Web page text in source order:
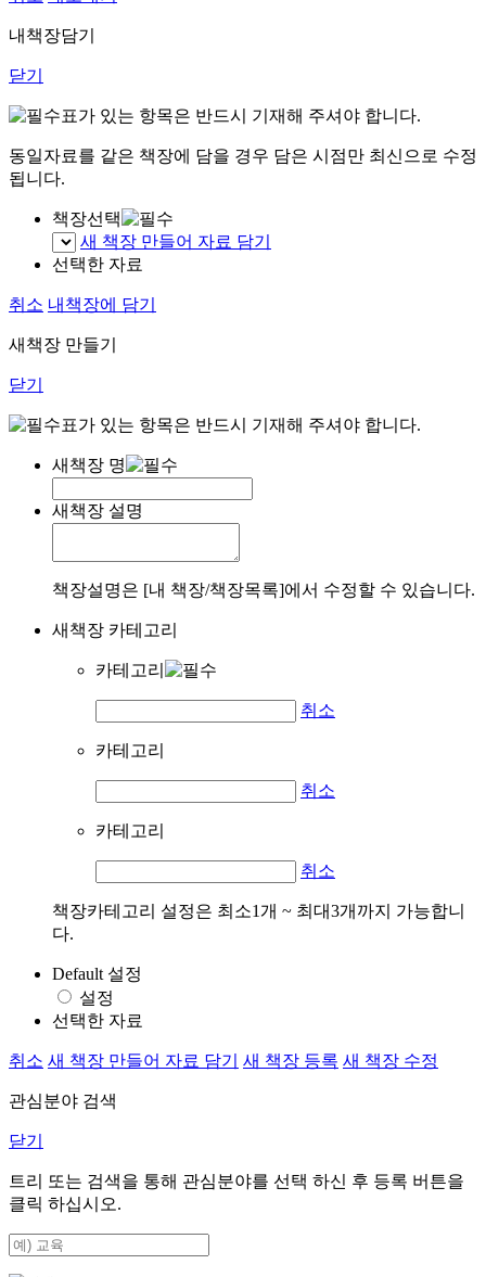
내책장담기
닫기
표가 있는 항목은 반드시 기재해 주셔야 합니다.
동일자료를 같은 책장에 담을 경우 담은 시점만 최신으로 수정
됩니다.
책장선택
새 책장 만들어 자료 담기
선택한 자료
취소 내책장에 담기
새책장 만들기
닫기
표가 있는 항목은 반드시 기재해 주셔야 합니다.
새책장 명
새책장 설명
책장설명은 [내 책장/책장목록]에서 수정할 수 있습니다.
새책장 카테고리
카테고리
취소
카테고리
취소
카테고리
취소
책장카테고리 설정은 최소1개 ~ 최대3개까지 가능합니
다.
Default 설정
설정
선택한 자료
취소 새 책장 만들어 자료 담기 새 책장 등록 새 책장 수정
관심분야 검색
닫기
트리 또는 검색을 통해 관심분야를 선택 하신 후 등록 버튼을
클릭 하십시오.